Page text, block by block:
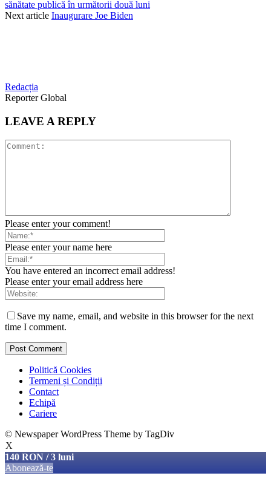
sănătate publică în următorii două luni
Next article Inaugurare Joe Biden
Redacția
Reporter Global
LEAVE A REPLY
Please enter your comment!
Please enter your name here
You have entered an incorrect email address!
Please enter your email address here
Save my name, email, and website in this browser for the next
time I comment.
Politică Cookies
Termeni și Condiții
Contact
Echipă
Cariere
© Newspaper WordPress Theme by TagDiv
X
140 RON / 3 luni
Abonează-te